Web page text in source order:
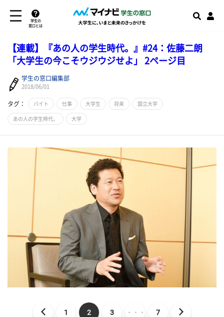
学生の
窓口とは
【連載】『あの人の学生時代。』#24：佐藤二朗
「大学生の今こそウジウジせよ」 2ページ目
学生の窓口編集部
2018/06/01
タグ： バイト 仕事 大学生 将来 国立大学
あの人の学生時代。 大学
1 2 3 ・・・ 7